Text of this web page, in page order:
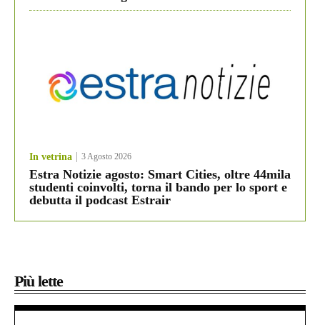
In vetrina 3 Agosto 2026
Estra Notizie agosto: Smart Cities, oltre 44mila
studenti coinvolti, torna il bando per lo sport e
debutta il podcast Estrair
Più lette